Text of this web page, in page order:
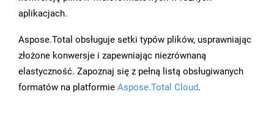
aplikacjach.
Aspose.Total obsługuje setki typów plików, usprawniając
złożone konwersje i zapewniając niezrównaną
elastyczność. Zapoznaj się z pełną listą obsługiwanych
formatów na platformie Aspose.Total Cloud.